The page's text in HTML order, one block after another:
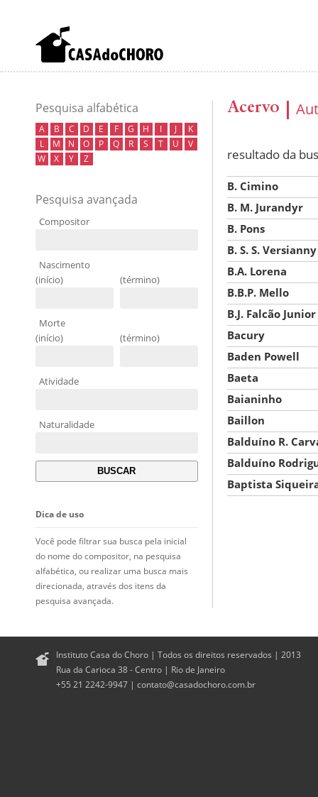
Pesquisa alfabética
A B C D E F G H I J
K
L
M N O P Q R S T U
V
W
X Y Z
Pesquisa avançada
Compositor
Nascimento
(início)
(término)
Morte
(início)
(término)
Atividade
Naturalidade
Dica de uso
Você pode filtrar sua busca pela inicial
do nome do compositor, na pesquisa
alfabética, ou realizar uma busca mais
direcionada, através dos itens da
pesquisa avançada.
Acervo
resultado da
B. Cimino
B. M. Jurandyr
B. Pons
B. S. S. Versianny
B.A. Lorena
B.B.P. Mello
B.J. Falcão Junior
Bacury
Baden Powell
Baeta
Baianinho
Baillon
Balduíno R.
Balduíno
Baptista
Instituto Casa do Choro | Todos os direitos reservados | 2013
Rua da Carioca 38 - Centro | Rio de Janeiro
+55 21 2242-9947 | contato@casadochoro.com.br